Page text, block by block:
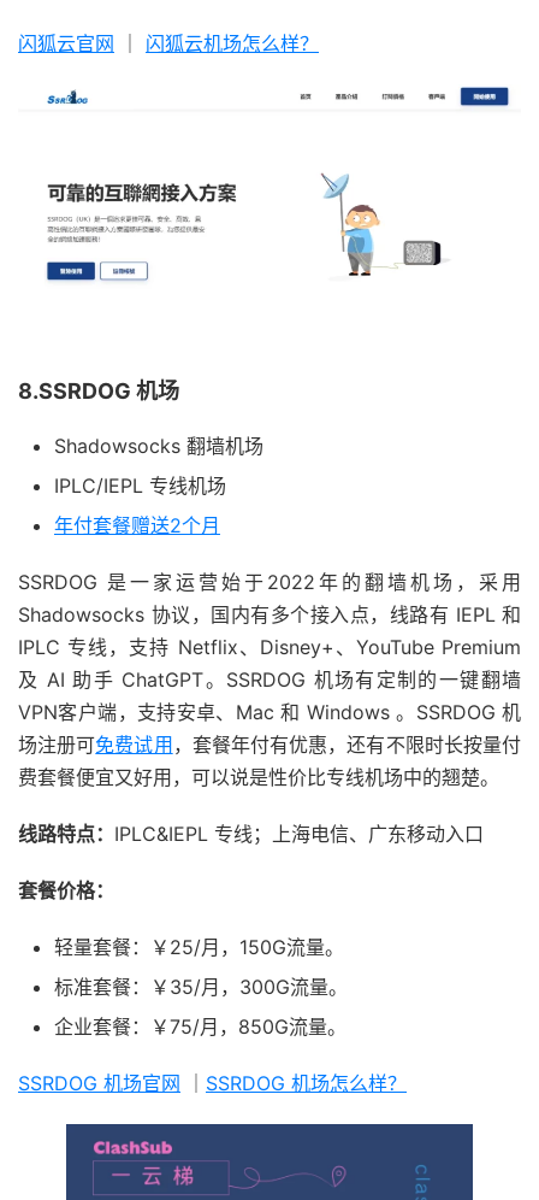
闪狐云官网 闪狐云机场怎么样？
8.SSRDOG 机场
Shadowsocks 翻墙机场
IPLC/IEPL 专线机场
年付套餐赠送2个月
SSRDOG 是一家运营始于2022年的翻墙机场，采用
Shadowsocks 协议，国内有多个接入点，线路有 IEPL 和
IPLC 专线，支持 Netflix、Disney+、YouTube Premium
及 AI 助手 ChatGPT。SSRDOG 机场有定制的一键翻墙
VPN客户端，支持安卓、Mac 和 Windows 。SSRDOG 机
场注册可免费试用，套餐年付有优惠，还有不限时长按量付
费套餐便宜又好用，可以说是性价比专线机场中的翘楚。
线路特点： IPLC&IEPL 专线；上海电信、广东移动入口
套餐价格：
轻量套餐：￥25/月，150G流量。
标准套餐：￥35/月，300G流量。
企业套餐：￥75/月，850G流量。
SSRDOG 机场官网 SSRDOG 机场怎么样？